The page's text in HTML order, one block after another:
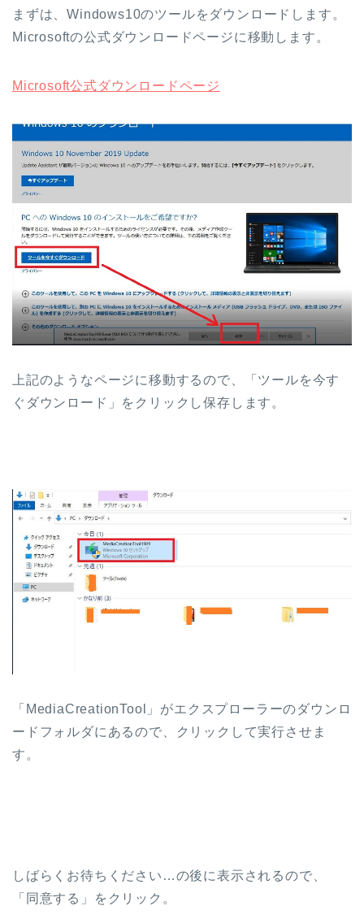
まずは、Windows10のツールをダウンロードします。
Microsoftの公式ダウンロードページに移動します。
Microsoft公式ダウンロードページ
上記のようなページに移動するので、「ツールを今す
ぐダウンロード」をクリックし保存します。
「MediaCreationTool」がエクスプローラーのダウンロ
ードフォルダにあるので、クリックして実行させま
す。
しばらくお待ちください…の後に表示されるので、
「同意する」をクリック。